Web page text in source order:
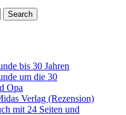
bis 30 Jahren
um die 30
Opa
Verlag (Rezension)
mit 24 Seiten und